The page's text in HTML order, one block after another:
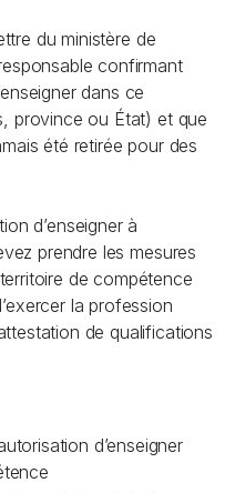
du ministère de
confirmant
dans ce
province ou État) et que
été retirée pour des
d’enseigner à
prendre les mesures
de compétence
la profession
de qualifications
d’enseigner